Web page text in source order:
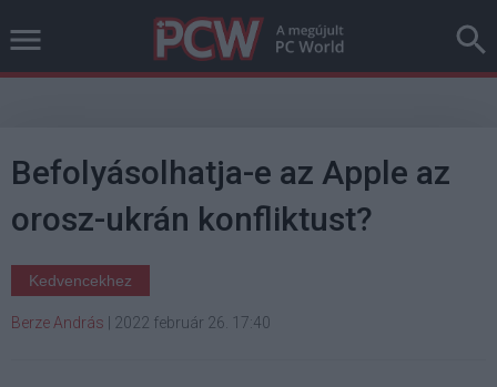
Befolyásolhatja-e az Apple az
orosz-ukrán konfliktust?
Kedvencekhez
Berze András 2022 február 26. 17:40